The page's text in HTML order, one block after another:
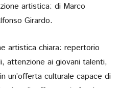
artistica: di Marco
Girardo.
artistica chiara: repertorio
attenzione ai giovani talenti,
un’offerta culturale capace di